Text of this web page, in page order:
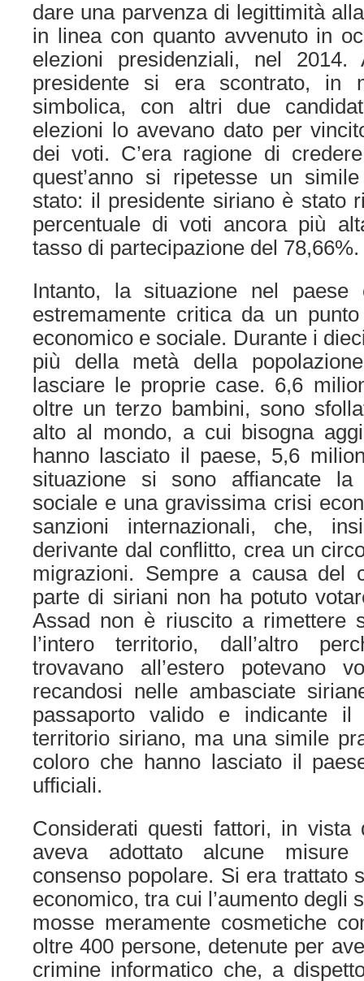
dare una parvenza di legittimità
in linea con quanto avvenuto in
elezioni presidenziali, nel 2014.
presidente si era scontrato, in
simbolica, con altri due
elezioni lo avevano dato per
dei voti. C’era ragione di
quest’anno si ripetesse un
stato: il presidente siriano è stato
percentuale di voti ancora più
tasso di partecipazione del 78,66%.
Intanto, la situazione nel paese
estremamente critica da un
economico e sociale. Durante i
più della metà della
lasciare le proprie case. 6,6
oltre un terzo bambini, sono
alto al mondo, a cui bisogna
hanno lasciato il paese, 5,6
situazione si sono affiancate
sociale e una gravissima crisi
sanzioni internazionali, che,
derivante dal conflitto, crea un
migrazioni. Sempre a causa del
parte di siriani non ha potuto
Assad non è riuscito a rimettere
l’intero territorio, dall’altro
trovavano all’estero potevano
recandosi nelle ambasciate
passaporto valido e indicante il
territorio siriano, ma una simile
coloro che hanno lasciato il
ufficiali.
Considerati questi fattori, in vista
aveva adottato alcune
consenso popolare. Si era trattato
economico, tra cui l’aumento degli
mosse meramente cosmetiche
oltre 400 persone, detenute per
crimine informatico che, a